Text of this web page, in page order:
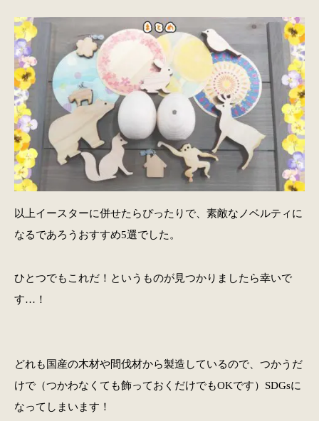
以上イースターに併せたらぴったりで、素敵なノベルティに
なるであろうおすすめ5選でした。
ひとつでもこれだ！というものが見つかりましたら幸いで
す…！
どれも国産の木材や間伐材から製造しているので、つかうだ
けで（つかわなくても飾っておくだけでもOKです）SDGsに
なってしまいます！